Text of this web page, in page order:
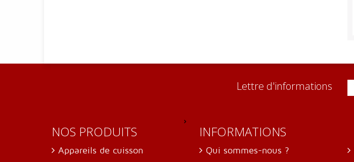
Lettre d'informations
NOS PRODUITS
Appareils de cuisson
INFORMATIONS
Qui sommes-nous ?